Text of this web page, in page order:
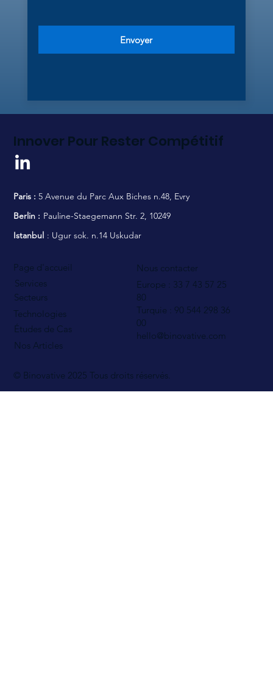
Envoyer
Innover Pour Rester Compétitif
Paris : 5 Avenue du Parc Aux Biches n.48, Evry
Berlin : Pauline-Staegemann Str. 2, 10249
Istanbul : Ugur sok. n.14 Uskudar
Page d'accueil
Services
Secteurs
Technologies
Études de Cas
Nos Articles
Nous contacter
Europe : 33 7 43 57 25
80
Turquie : 90 544 298 36
00
hello@binovative.com
© Binovative 2025 Tous droits réservés.